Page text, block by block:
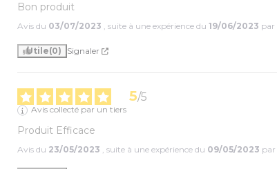
Bon produit
Avis du 03/07/2023 , suite à une expérience du 19/06/2023 par
Utile(0) Signaler
5/5
Avis collecté par un tiers
Produit Efficace
Avis du 23/05/2023 , suite à une expérience du 09/05/2023 par